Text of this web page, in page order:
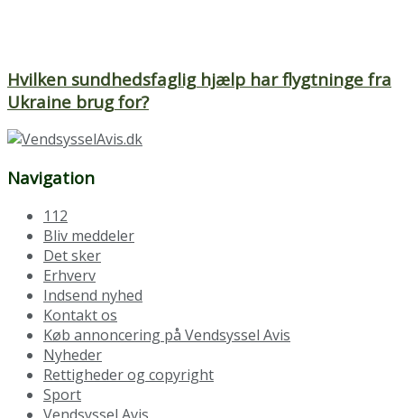
Hvilken sundhedsfaglig hjælp har flygtninge fra
Ukraine brug for?
Navigation
112
Bliv meddeler
Det sker
Erhverv
Indsend nyhed
Kontakt os
Køb annoncering på Vendsyssel Avis
Nyheder
Rettigheder og copyright
Sport